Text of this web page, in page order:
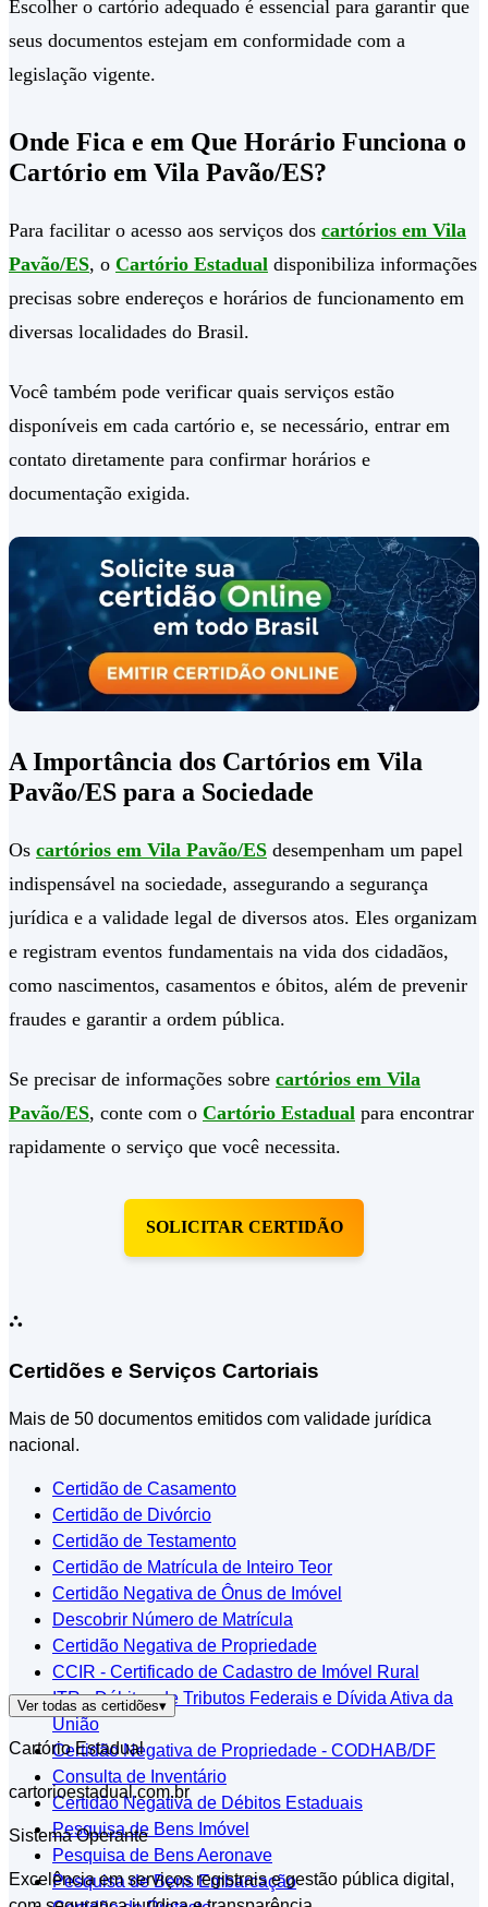
Escolher o cartório adequado é essencial para garantir que
seus documentos estejam em conformidade com a
legislação vigente.
Onde Fica e em Que Horário Funciona o
Cartório em Vila Pavão/ES?
Para facilitar o acesso aos serviços dos cartórios em Vila
Pavão/ES, o Cartório Estadual disponibiliza informações
precisas sobre endereços e horários de funcionamento em
diversas localidades do Brasil.
Você também pode verificar quais serviços estão
disponíveis em cada cartório e, se necessário, entrar em
contato diretamente para confirmar horários e
documentação exigida.
A Importância dos Cartórios em Vila
Pavão/ES para a Sociedade
Os cartórios em Vila Pavão/ES desempenham um papel
indispensável na sociedade, assegurando a segurança
jurídica e a validade legal de diversos atos. Eles organizam
e registram eventos fundamentais na vida dos cidadãos,
como nascimentos, casamentos e óbitos, além de prevenir
fraudes e garantir a ordem pública.
Se precisar de informações sobre cartórios em Vila
Pavão/ES, conte com o Cartório Estadual para encontrar
rapidamente o serviço que você necessita.
SOLICITAR CERTIDÃO
⛬
Certidões e Serviços Cartoriais
Mais de 50 documentos emitidos com validade jurídica
nacional.
Certidão de Casamento
Certidão de Divórcio
Certidão de Testamento
Certidão de Matrícula de Inteiro Teor
Certidão Negativa de Ônus de Imóvel
Descobrir Número de Matrícula
Certidão Negativa de Propriedade
CCIR - Certificado de Cadastro de Imóvel Rural
ITR - Débitos de Tributos Federais e Dívida Ativa da
União
Certidão Negativa de Propriedade - CODHAB/DF
Consulta de Inventário
Certidão Negativa de Débitos Estaduais
Pesquisa de Bens Imóvel
Pesquisa de Bens Aeronave
Pesquisa de Bens Embarcação
Ver todas as certidões▾
Cartório Estadual
cartorioestadual.com.br
Sistema Operante
Excelência em serviços registrais e gestão pública digital,